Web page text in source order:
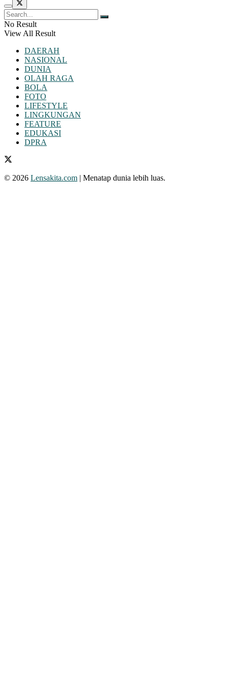
No Result
View All Result
DAERAH
NASIONAL
DUNIA
OLAH RAGA
BOLA
FOTO
LIFESTYLE
LINGKUNGAN
FEATURE
EDUKASI
DPRA
© 2026 Lensakita.com | Menatap dunia lebih luas.